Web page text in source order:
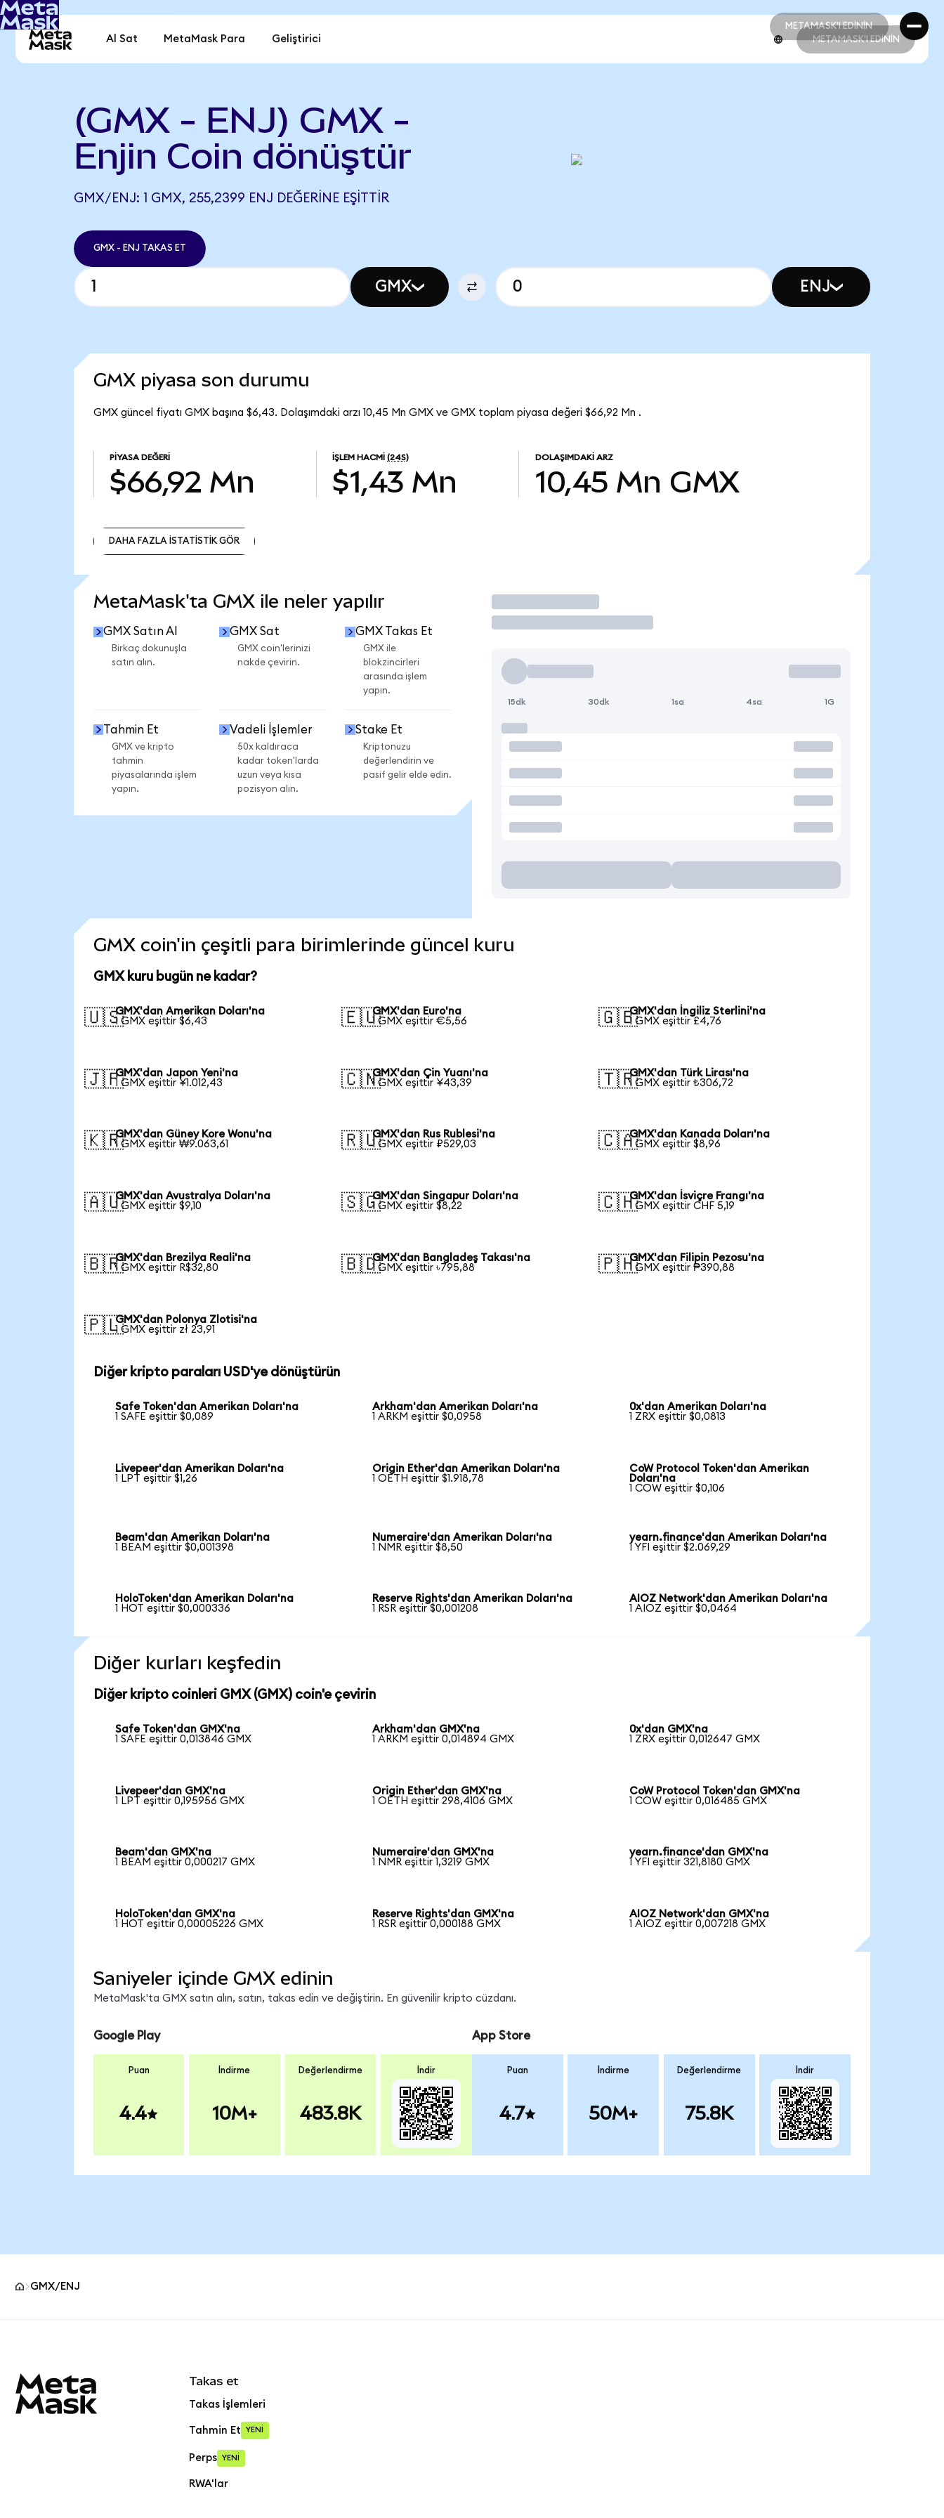
METAMASK'I EDİNİN
METAMASK'I EDİNİN
Al Sat MetaMask Para Geliştirici METAMASK'I EDİNİN
(GMX - ENJ) GMX -
Enjin Coin dönüştür
GMX/ENJ: 1 GMX, 255,2399 ENJ DEĞERINE EŞITTIR
GMX - ENJ TAKAS ET
GMX ENJ
GMX piyasa son durumu
GMX güncel fiyatı GMX başına $6,43. Dolaşımdaki arzı 10,45 Mn GMX ve GMX toplam piyasa değeri $66,92 Mn .
PIYASA DEĞERI
$66,92 Mn
İŞLEM HACMI (24S)
$1,43 Mn
DOLAŞIMDAKI ARZ
10,45 Mn GMX
DAHA FAZLA İSTATİSTİK GÖR
MetaMask'ta GMX ile neler yapılır
GMX Satın Al
Birkaç dokunuşla
satın alın.
GMX Sat
GMX coin'lerinizi
nakde çevirin.
GMX Takas Et
GMX ile
blokzincirleri
arasında işlem
yapın.
Tahmin Et
GMX ve kripto
tahmin
piyasalarında işlem
yapın.
Vadeli İşlemler
50x kaldıraca
kadar token'larda
uzun veya kısa
pozisyon alın.
Stake Et
Kriptonuzu
değerlendirin ve
pasif gelir elde edin.
İşlem Yap
15dk 30dk 1sa 4sa 1G
GMX coin'in çeşitli para birimlerinde güncel kuru
GMX kuru bugün ne kadar?
🇺🇸GMX'dan Amerikan Doları'na
1 GMX eşittir $6,43
🇪🇺GMX'dan Euro'na
1 GMX eşittir €5,56
🇬🇧GMX'dan İngiliz Sterlini'na
1 GMX eşittir £4,76
🇯🇵GMX'dan Japon Yeni'na
1 GMX eşittir ¥1.012,43
🇨🇳GMX'dan Çin Yuanı'na
1 GMX eşittir ¥43,39
🇹🇷GMX'dan Türk Lirası'na
1 GMX eşittir ₺306,72
🇰🇷GMX'dan Güney Kore Wonu'na
1 GMX eşittir ₩9.063,61
🇷🇺GMX'dan Rus Rublesi'na
1 GMX eşittir ₽529,03
🇨🇦GMX'dan Kanada Doları'na
1 GMX eşittir $8,96
🇦🇺GMX'dan Avustralya Doları'na
1 GMX eşittir $9,10
🇸🇬GMX'dan Singapur Doları'na
1 GMX eşittir $8,22
🇨🇭GMX'dan İsviçre Frangı'na
1 GMX eşittir CHF 5,19
🇧🇷GMX'dan Brezilya Reali'na
1 GMX eşittir R$32,80
🇧🇩GMX'dan Bangladeş Takası'na
1 GMX eşittir ৳795,88
🇵🇭GMX'dan Filipin Pezosu'na
1 GMX eşittir ₱390,88
🇵🇱GMX'dan Polonya Zlotisi'na
1 GMX eşittir zł 23,91
Diğer kripto paraları USD'ye dönüştürün
Safe Token'dan Amerikan Doları'na
1 SAFE eşittir $0,089
Arkham'dan Amerikan Doları'na
1 ARKM eşittir $0,0958
0x'dan Amerikan Doları'na
1 ZRX eşittir $0,0813
Livepeer'dan Amerikan Doları'na
1 LPT eşittir $1,26
Origin Ether'dan Amerikan Doları'na
1 OETH eşittir $1.918,78
CoW Protocol Token'dan Amerikan
Doları'na
1 COW eşittir $0,106
Beam'dan Amerikan Doları'na
1 BEAM eşittir $0,001398
Numeraire'dan Amerikan Doları'na
1 NMR eşittir $8,50
yearn.finance'dan Amerikan Doları'na
1 YFI eşittir $2.069,29
HoloToken'dan Amerikan Doları'na
1 HOT eşittir $0,000336
Reserve Rights'dan Amerikan Doları'na
1 RSR eşittir $0,001208
AIOZ Network'dan Amerikan Doları'na
1 AIOZ eşittir $0,0464
Diğer kurları keşfedin
Diğer kripto coinleri GMX (GMX) coin'e çevirin
Safe Token'dan GMX'na
1 SAFE eşittir 0,013846 GMX
Arkham'dan GMX'na
1 ARKM eşittir 0,014894 GMX
0x'dan GMX'na
1 ZRX eşittir 0,012647 GMX
Livepeer'dan GMX'na
1 LPT eşittir 0,195956 GMX
Origin Ether'dan GMX'na
1 OETH eşittir 298,4106 GMX
CoW Protocol Token'dan GMX'na
1 COW eşittir 0,016485 GMX
Beam'dan GMX'na
1 BEAM eşittir 0,000217 GMX
Numeraire'dan GMX'na
1 NMR eşittir 1,3219 GMX
yearn.finance'dan GMX'na
1 YFI eşittir 321,8180 GMX
HoloToken'dan GMX'na
1 HOT eşittir 0,00005226 GMX
Reserve Rights'dan GMX'na
1 RSR eşittir 0,000188 GMX
AIOZ Network'dan GMX'na
1 AIOZ eşittir 0,007218 GMX
Saniyeler içinde GMX edinin
MetaMask'ta GMX satın alın, satın, takas edin ve değiştirin. En güvenilir kripto cüzdanı.
Google Play
Puan
4.4
İndirme
10M+
Değerlendirme
483.8K
İndir
App Store
Puan
4.7
İndirme
50M+
Değerlendirme
75.8K
İndir
GMX/ENJ
Takas et
Takas İşlemleri
Tahmin Et YENİ
Perps YENİ
RWA'lar